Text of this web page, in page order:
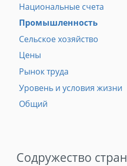
Национальные счета
Промышленность
Сельское хозяйство
Цены
Рынок труда
Уровень и условия жизни
Общий
Содружество стран